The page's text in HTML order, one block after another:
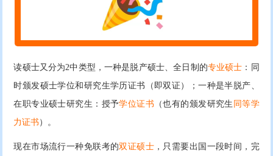
读硕士又分为2中类型，一种是脱产硕士、全日制的专业硕士 ：同
时颁发硕士学位和研究生学历证书（即双证）；一种是半脱产、
在职专业硕士研究生：授予学位证书 （也有的颁发研究生 同等学
力证书 ）。
现在市场流行一种免联考的双证硕士 ，只需要出国一段时间，完